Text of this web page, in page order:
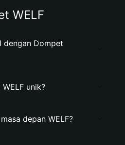
WELF
dengan Dompet
unik?
depan WELF?